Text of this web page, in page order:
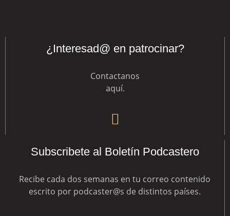
¿Interesad@ en patrocinar?
Contactanos
aquí.
Subscribete al Boletín Podcastero
Recibe cada dos semanas en tu correo contenido
escrito por podcaster@s de distintos países.